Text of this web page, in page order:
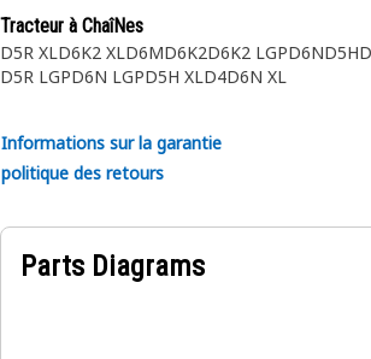
Tracteur à ChaîNes
D5R XLD6K2 XLD6MD6K2D6K2 LGPD6ND5H
D5R LGPD6N LGPD5H XLD4D6N XL
Informations sur la garantie
politique des retours
Parts Diagrams